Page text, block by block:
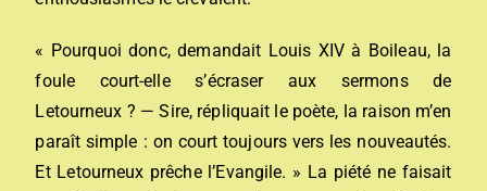
« Pourquoi donc, demandait Louis XIV à Boileau, la
foule court-elle s’écraser aux sermons de
Letourneux ? — Sire, répliquait le poète, la raison m’en
paraît simple : on court toujours vers les nouveautés.
Et Letourneux prêche l’Evangile. » La piété ne faisait